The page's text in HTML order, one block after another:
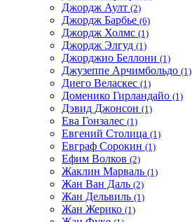
Джордж Аулт (2)
Джордж Барбье (6)
Джордж Холмс (1)
Джордж Элгуд (1)
Джорджио Беллони (1)
Джузеппе Арчимбольдо (1)
Диего Веласкес (1)
Доменико Гирландайо (1)
Дэвид Джонсон (1)
Ева Гонзалес (1)
Евгений Столица (1)
Евграф Сорокин (1)
Ефим Волков (2)
Жаклин Марваль (1)
Жан Ван Даль (2)
Жан Дельвиль (1)
Жан Жерико (1)